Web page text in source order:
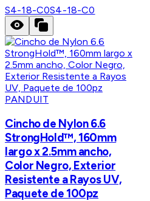
S4-18-C0S4-18-C0
PANDUIT
Cincho de Nylon 6.6
StrongHold™, 160mm
largo x 2.5mm ancho,
Color Negro, Exterior
Resistente a Rayos UV,
Paquete de 100pz